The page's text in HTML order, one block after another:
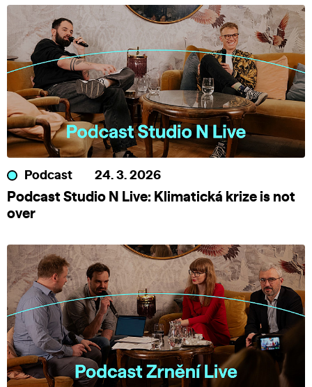
Podcast 24. 3. 2026
Podcast Studio N Live: Klimatická krize is not
over